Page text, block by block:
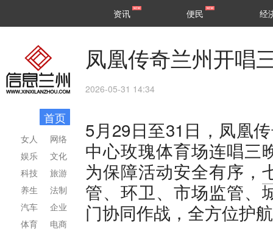
区县
资讯 便民 经
首页
网络
文化
旅游
法制
企业
电商
女人
娱乐
科技
养生
汽车
体育
凤凰传奇兰州开唱
2026-05-31 14:34
5月29日至31日，凤凰
中心玫瑰体育场连唱三
为保障活动安全有序，
管、环卫、市场监管、
门协同作战，全方位护